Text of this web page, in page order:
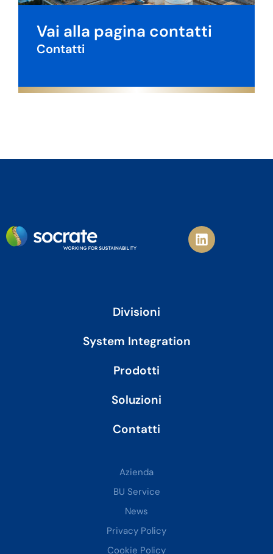
Vai alla pagina contatti
Contatti
L
i
n
Divisioni
System Integration
Prodotti
Soluzioni
Contatti
Azienda
BU Service
News
Privacy Policy
Cookie Policy